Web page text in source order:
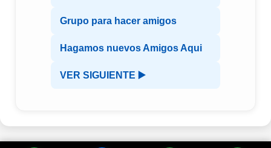
Grupo para hacer amigos
Hagamos nuevos Amigos Aqui
VER SIGUIENTE ▶️